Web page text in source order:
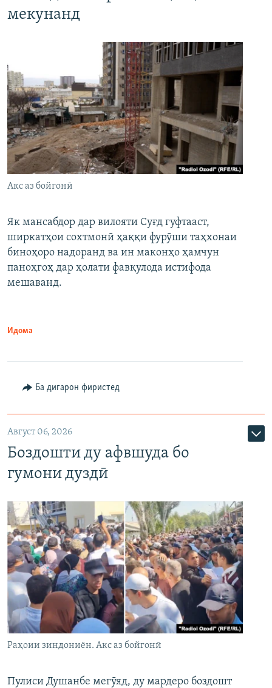
мекунанд
Акс аз бойгонӣ
Як мансабдор дар вилояти Суғд гуфтааст,
ширкатҳои сохтмонӣ ҳаққи фурӯши таҳхонаи
биноҳоро надоранд ва ин маконҳо ҳамчун
паноҳгоҳ дар ҳолати фавқулода истифода
мешаванд.
Идома
Ба дигарон фиристед
Август 06, 2026
Боздошти ду афвшуда бо
гумони дуздӣ
Раҳоии зиндониён. Акс аз бойгонӣ
Пулиси Душанбе мегӯяд, ду мардеро боздошт